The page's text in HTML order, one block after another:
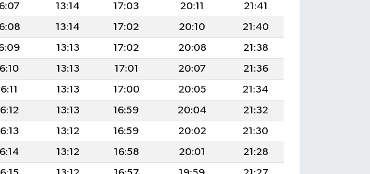
13:14 17:03 20:11
21:41
13:14 17:02 20:10
21:40
13:13 17:02 20:08
21:38
13:13 17:01 20:07
21:36
13:13 17:00 20:05
21:34
13:13 16:59 20:04
21:32
13:12 16:59 20:02
21:30
13:12 16:58 20:01
21:28